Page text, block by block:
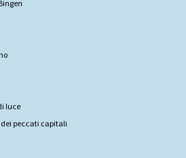
luce
peccati capitali